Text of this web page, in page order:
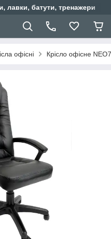
лавки, батути, тренажери
офісні Крісло офісне